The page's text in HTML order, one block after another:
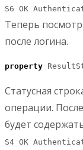
S6 OK
Теперь
после логина.
property
Статусная
операции.
будет
S4 OK